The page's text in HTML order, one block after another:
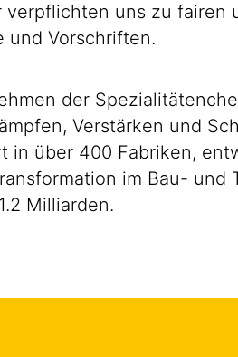
uns zu fairen
und Vorschriften.
der
Verstärken und
in über 400 Fabriken,
im Bau-
Milliarden.